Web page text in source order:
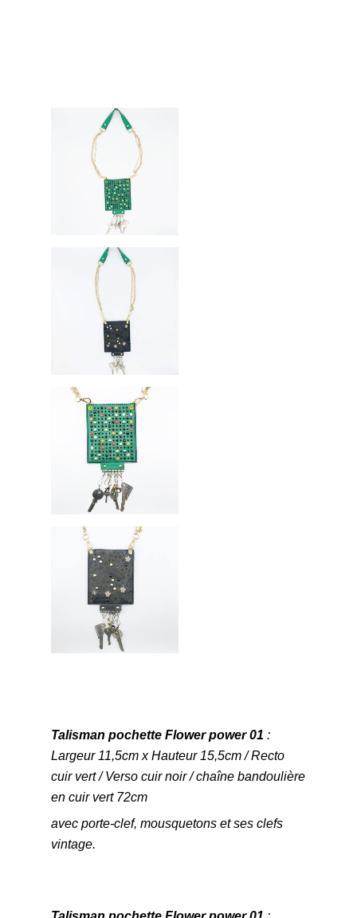
Talisman pochette Flower power 01 :
Largeur 11,5cm x Hauteur 15,5cm / Recto
cuir vert / Verso cuir noir / chaîne bandoulière
en cuir vert 72cm
avec porte-clef, mousquetons et ses clefs
vintage.